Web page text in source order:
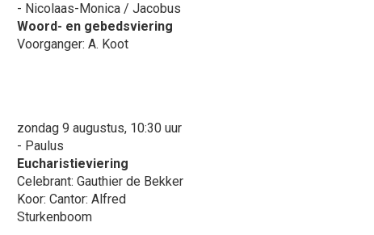
- Nicolaas-Monica / Jacobus
Woord- en gebedsviering
Voorganger: A. Koot
zondag 9 augustus, 10:30 uur
- Paulus
Eucharistieviering
Celebrant: Gauthier de Bekker
Koor: Cantor: Alfred
Sturkenboom